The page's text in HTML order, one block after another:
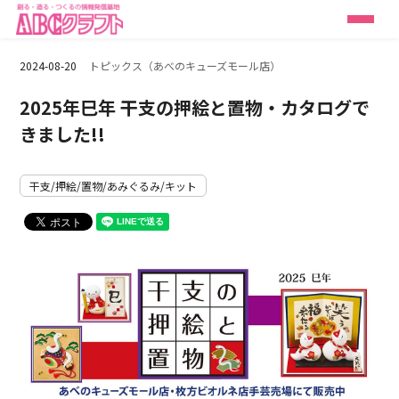
2024-08-20 トピックス（あべのキューズモール店）
2025年巳年 干支の押絵と置物・カタログで
きました!!
干支/押絵/置物/あみぐるみ/キット